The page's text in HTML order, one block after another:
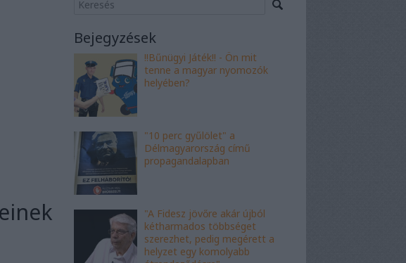
Bejegyzések
!!Bűnügyi Játék!! - Ön mit
tenne a magyar nyomozók
helyében?
"10 perc gyűlölet" a
Délmagyarország című
propagandalapban
"A Fidesz jövőre akár újból
kétharmados többséget
szerezhet, pedig megérett a
helyzet egy komolyabb